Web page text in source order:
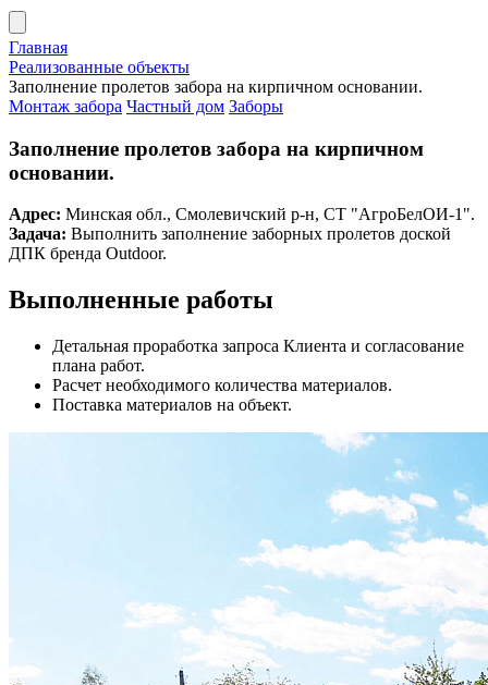
Главная
Реализованные объекты
Заполнение пролетов забора на кирпичном основании.
Монтаж забора Частный дом Заборы
Заполнение пролетов забора на кирпичном
основании.
Адрес: Минская обл., Смолевичский р-н, СТ "АгроБелОИ-1".
Задача: Выполнить заполнение заборных пролетов доской
ДПК бренда Outdoor.
Выполненные работы
Детальная проработка запроса Клиента и согласование
плана работ.
Расчет необходимого количества материалов.
Поставка материалов на объект.